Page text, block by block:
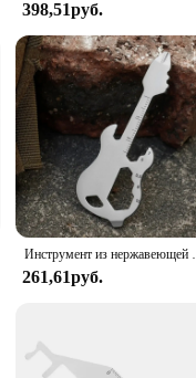
398,51руб.
Инструмент из нержавеющей стали 12
261,61руб.